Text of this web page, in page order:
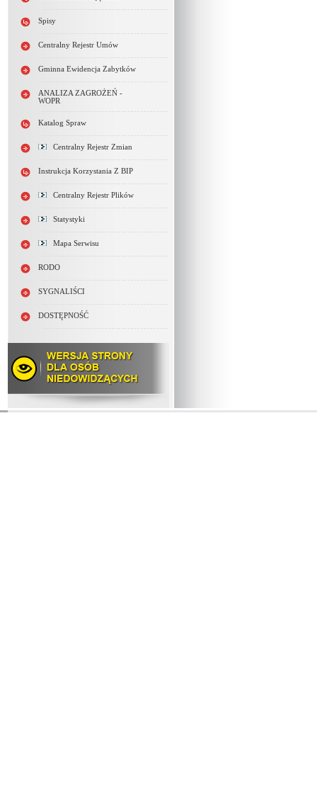
Spisy
Centralny Rejestr Umów
Gminna Ewidencja Zabytków
ANALIZA ZAGROŻEŃ -
WOPR
Katalog Spraw
Centralny Rejestr Zmian
Instrukcja Korzystania Z BIP
Centralny Rejestr Plików
Statystyki
Mapa Serwisu
RODO
SYGNALIŚCI
DOSTĘPNOŚĆ